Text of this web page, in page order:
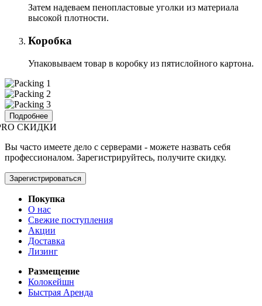
Затем надеваем пенопластовые уголки из материала
высокой плотности.
Коробка
Упаковываем товар в коробку из пятислойного картона.
Подробнее
СКИДКИ
Вы часто имеете дело с серверами - можете назвать себя
профессионалом. Зарегистрируйтесь, получите скидку.
Зарегистрироваться
Покупка
О нас
Свежие поступления
Акции
Доставка
Лизинг
Размещение
Колокейшн
Быстрая Аренда